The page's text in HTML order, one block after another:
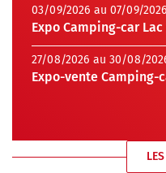
03/09/2026 au 07/09/2026
Expo Camping-car
27/08/2026 au 30/08/
Expo-vente Camping-